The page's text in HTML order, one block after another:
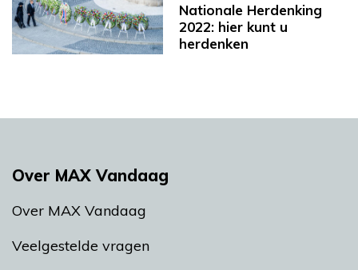
Nationale Herdenking
2022: hier kunt u
herdenken
Over MAX Vandaag
Over MAX Vandaag
Veelgestelde vragen